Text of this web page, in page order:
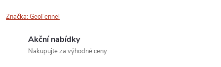
Značka:GeoFennel
Akční nabídky
Nakupujte za výhodné ceny